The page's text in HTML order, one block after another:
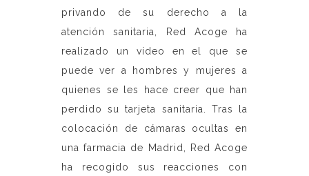
privando de su derecho a la
atención sanitaria, Red Acoge ha
realizado un vídeo en el que se
puede ver a hombres y mujeres a
quienes se les hace creer que han
perdido su tarjeta sanitaria. Tras la
colocación de cámaras ocultas en
una farmacia de Madrid, Red Acoge
ha recogido sus reacciones con